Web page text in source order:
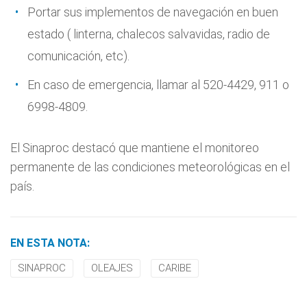
Portar sus implementos de navegación en buen
estado ( linterna, chalecos salvavidas, radio de
comunicación, etc).
En caso de emergencia, llamar al 520-4429, 911 o
6998-4809.
El Sinaproc destacó que mantiene el monitoreo
permanente de las condiciones meteorológicas en el
país.
EN ESTA NOTA:
SINAPROC OLEAJES CARIBE